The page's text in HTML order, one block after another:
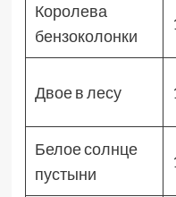
Королева
бензоколонки
Двое в лесу
Белое солнце
пустыни